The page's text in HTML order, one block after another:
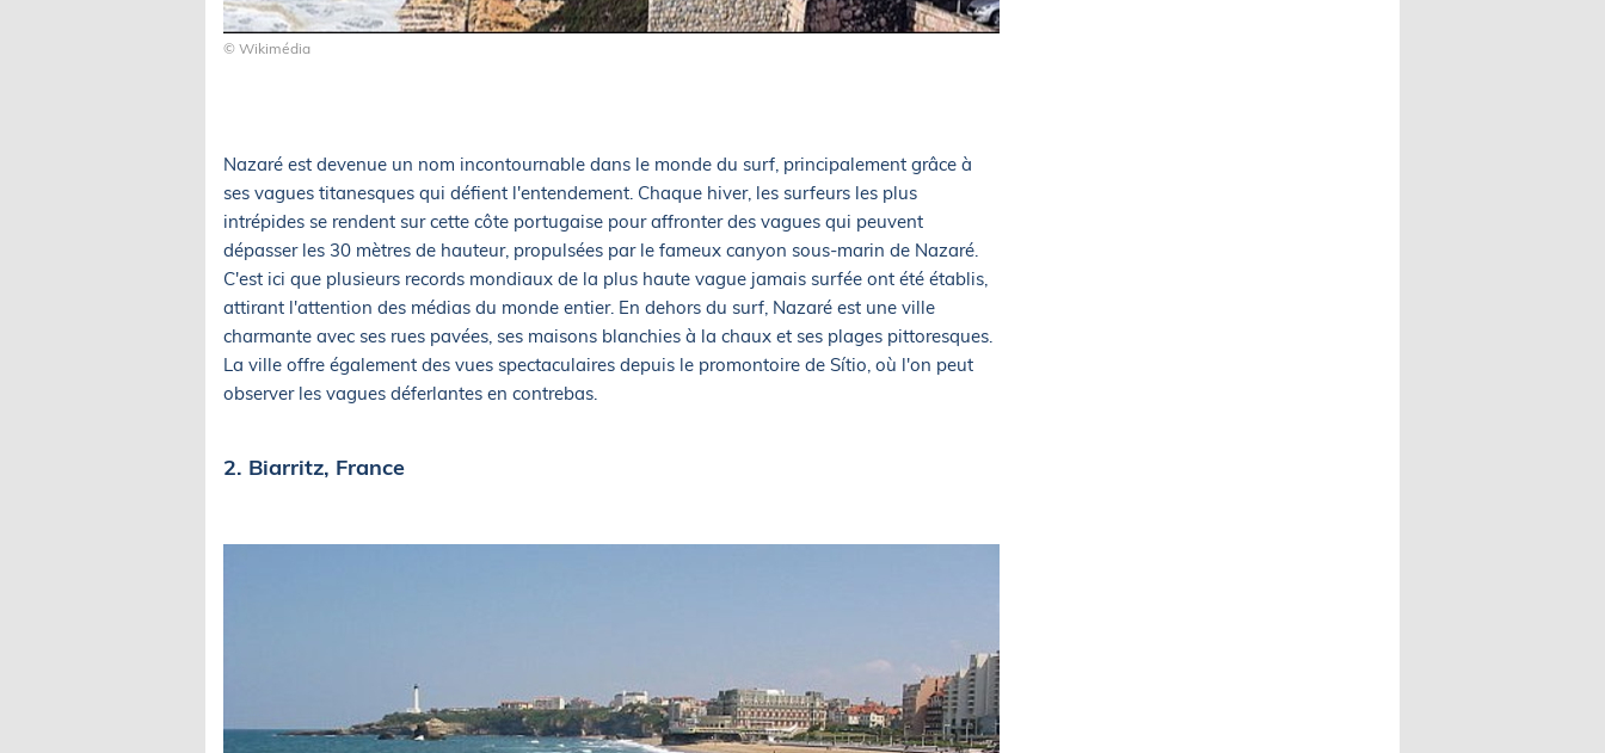
© Wikimédia
Nazaré est devenue un nom incontournable dans le monde du surf, principalement grâce à
ses vagues titanesques qui défient l'entendement. Chaque hiver, les surfeurs les plus
intrépides se rendent sur cette côte portugaise pour affronter des vagues qui peuvent
dépasser les 30 mètres de hauteur, propulsées par le fameux canyon sous-marin de Nazaré.
C'est ici que plusieurs records mondiaux de la plus haute vague jamais surfée ont été établis,
attirant l'attention des médias du monde entier. En dehors du surf, Nazaré est une ville
charmante avec ses rues pavées, ses maisons blanchies à la chaux et ses plages pittoresques.
La ville offre également des vues spectaculaires depuis le promontoire de Sítio, où l'on peut
observer les vagues déferlantes en contrebas.
2. Biarritz, France